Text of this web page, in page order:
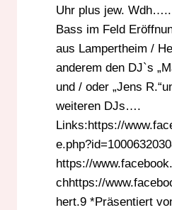
Uhr plus jew.
Bass im Feld
aus Lampertheim /
anderem den DJ`s
und / oder „Jens
weiteren DJs….
Links:https://
https://
chhttps://
hert.9 *Präsentiert